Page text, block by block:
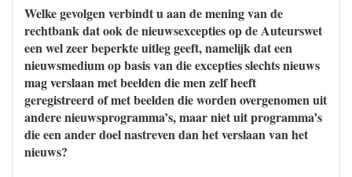
Welke gevolgen verbindt u aan de mening van de
rechtbank dat ook de nieuwsexcepties op de Auteurswet
een wel zeer beperkte uitleg geeft, namelijk dat een
nieuwsmedium op basis van die excepties slechts nieuws
mag verslaan met beelden die men zelf heeft
geregistreerd of met beelden die worden overgenomen uit
andere nieuwsprogramma’s, maar niet uit programma’s
die een ander doel nastreven dan het verslaan van het
nieuws?